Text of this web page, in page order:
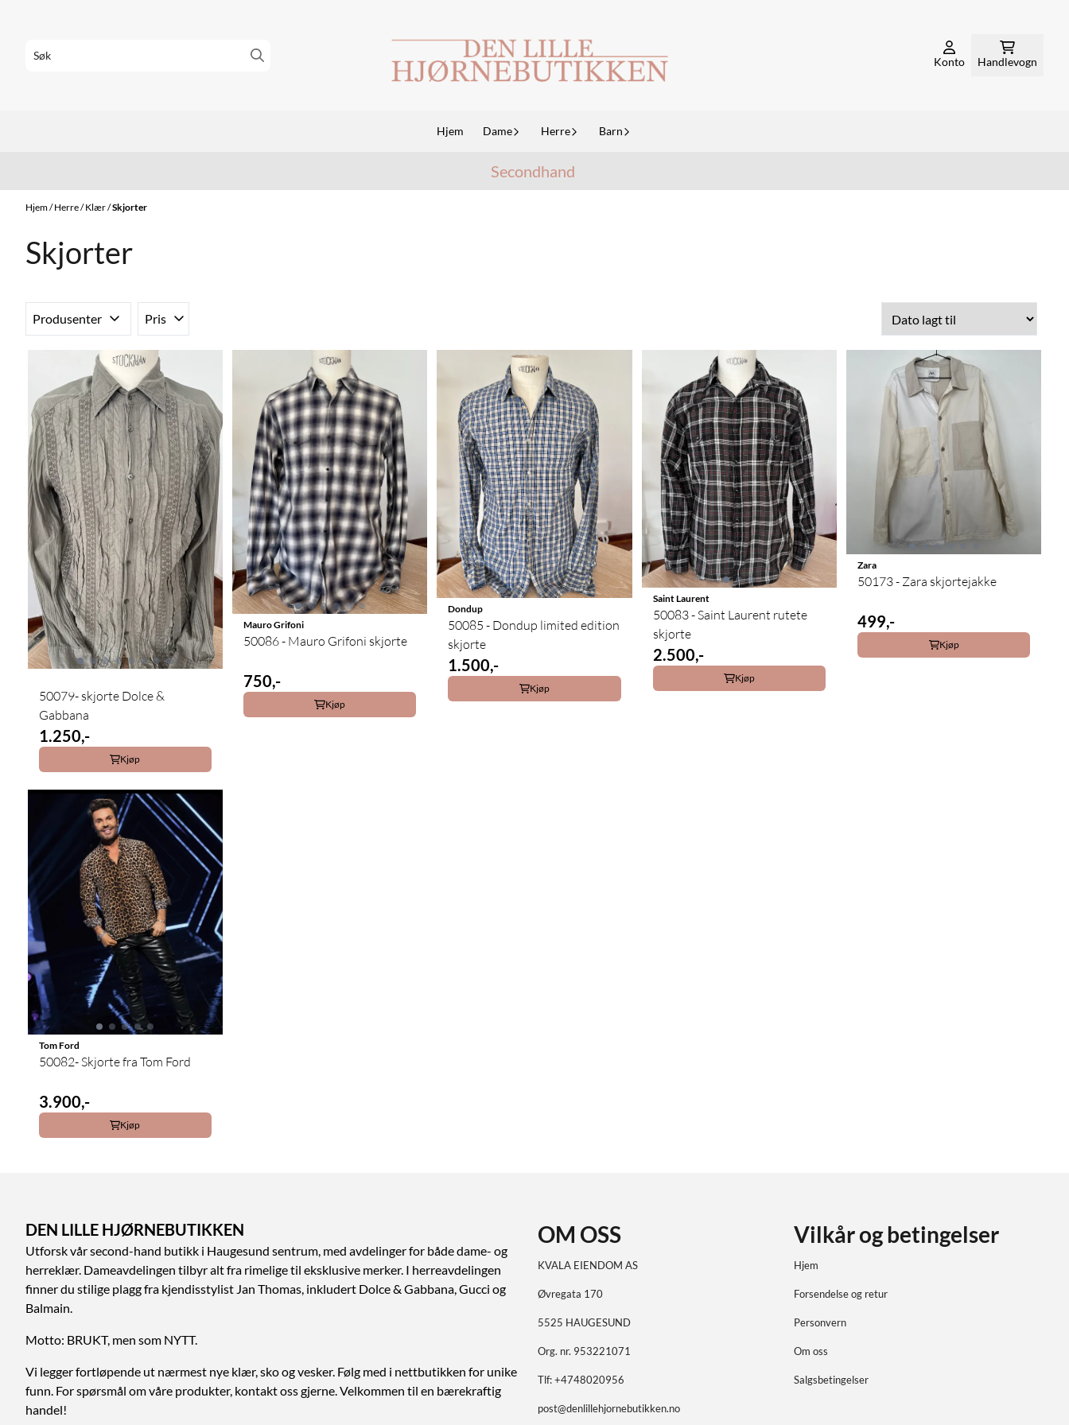
Konto Handlevogn
Hjem Dame Herre Barn
Secondhand
Hjem/Herre/Klær/Skjorter
Skjorter
Produsenter Pris
50079- skjorte Dolce &
Gabbana
1.250,-
Kjøp
Mauro Grifoni
50086 - Mauro Grifoni skjorte
750,-
Kjøp
Dondup
50085 - Dondup limited edition
skjorte
1.500,-
Kjøp
Saint Laurent
50083 - Saint Laurent rutete
skjorte
2.500,-
Kjøp
Zara
50173 - Zara skjortejakke
499,-
Kjøp
Tom Ford
50082- Skjorte fra Tom Ford
3.900,-
Kjøp
DEN LILLE HJØRNEBUTIKKEN
Utforsk vår second-hand butikk i Haugesund sentrum, med avdelinger for både dame- og
herreklær. Dameavdelingen tilbyr alt fra rimelige til eksklusive merker. I herreavdelingen
finner du stilige plagg fra kjendisstylist Jan Thomas, inkludert Dolce & Gabbana, Gucci og
Balmain.
Motto: BRUKT, men som NYTT.
Vi legger fortløpende ut nærmest nye klær, sko og vesker. Følg med i nettbutikken for unike
funn. For spørsmål om våre produkter, kontakt oss gjerne. Velkommen til en bærekraftig
handel!
OM OSS
KVALA EIENDOM AS
Øvregata 170
5525 HAUGESUND
Org. nr. 953221071
Tlf:+4748020956
post@denlillehjornebutikken.no
Vilkår og betingelser
Hjem
Forsendelse og retur
Personvern
Om oss
Salgsbetingelser